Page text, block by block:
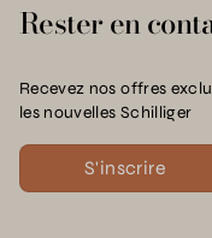
Rester en
Recevez nos offres
les nouvelles Schilliger
S'inscrire